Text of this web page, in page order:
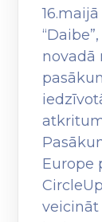
novadā
Europe